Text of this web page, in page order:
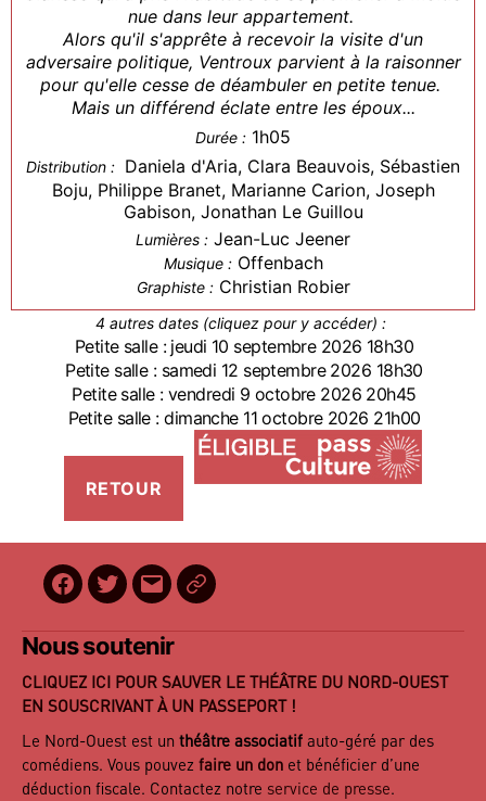
nue dans leur appartement.
Alors qu'il s'apprête à recevoir la visite d'un
adversaire politique, Ventroux parvient à la raisonner
pour qu'elle cesse de déambuler en petite tenue.
Mais un différend éclate entre les époux...
Durée : 1h05
Distribution : Daniela d'Aria, Clara Beauvois, Sébastien
Boju, Philippe Branet, Marianne Carion, Joseph
Gabison, Jonathan Le Guillou
Lumières : Jean-Luc Jeener
Musique : Offenbach
Graphiste : Christian Robier
4 autres dates (cliquez pour y accéder) :
Petite salle : jeudi 10 septembre 2026 18h30
Petite salle : samedi 12 septembre 2026 18h30
Petite salle : vendredi 9 octobre 2026 20h45
Petite salle : dimanche 11 octobre 2026 21h00
Facebook
Twitter
E-
mail
BilletReduc
Nous soutenir
CLIQUEZ ICI POUR SAUVER LE THÉÂTRE DU NORD-OUEST
EN SOUSCRIVANT À UN PASSEPORT !
Le Nord-Ouest est un théâtre associatif auto-géré par des
comédiens. Vous pouvez faire un don et bénéficier d’une
déduction fiscale. Contactez notre service de presse.